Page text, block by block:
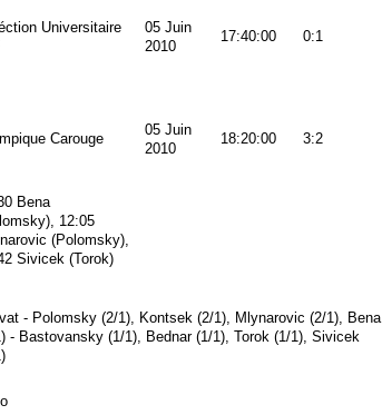
Universitaire
05 Juin
2010
17:40:00 0:1
Carouge
05 Juin
2010
18:20:00 3:2
Bena
12:05
(Polomsky),
Sivicek (Torok)
- Polomsky (2/1), Kontsek (2/1), Mlynarovic (2/1), Bena
- Bastovansky (1/1), Bednar (1/1), Torok (1/1), Sivicek